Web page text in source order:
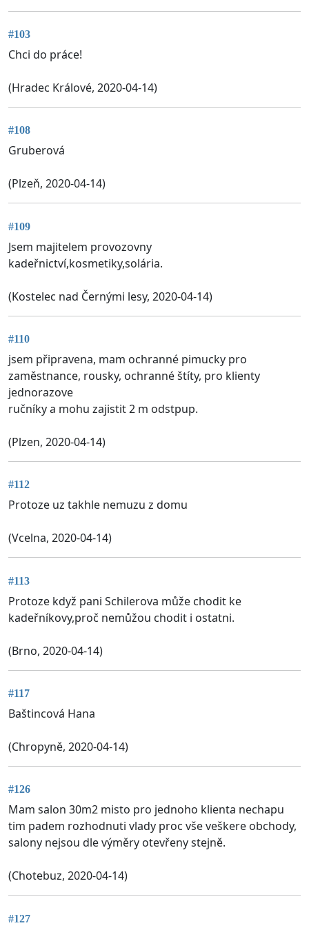
#103
Chci do práce!
(Hradec Králové, 2020-04-14)
#108
Gruberová
(Plzeň, 2020-04-14)
#109
Jsem majitelem provozovny
kadeřnictví,kosmetiky,solária.
(Kostelec nad Černými lesy, 2020-04-14)
#110
jsem připravena, mam ochranné pimucky pro
zaměstnance, rousky, ochranné štíty, pro klienty
jednorazove
ručníky a mohu zajistit 2 m odstpup.
(Plzen, 2020-04-14)
#112
Protoze uz takhle nemuzu z domu
(Vcelna, 2020-04-14)
#113
Protoze když pani Schilerova může chodit ke
kadeřníkovy,proč nemůžou chodit i ostatni.
(Brno, 2020-04-14)
#117
Baštincová Hana
(Chropyně, 2020-04-14)
#126
Mam salon 30m2 misto pro jednoho klienta nechapu
tim padem rozhodnuti vlady proc vše veškere obchody,
salony nejsou dle výměry otevřeny stejně.
(Chotebuz, 2020-04-14)
#127